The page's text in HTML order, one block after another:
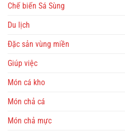
Chế biến Sá Sùng
Du lịch
Đặc sản vùng miền
Giúp việc
Món cá kho
Món chả cá
Món chả mực